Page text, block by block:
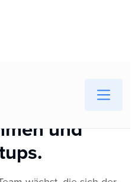
für kleine
und